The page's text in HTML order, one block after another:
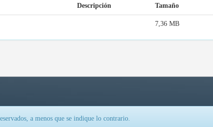
Descripción Tamaño
7,36 MB
a menos que se indique lo contrario.